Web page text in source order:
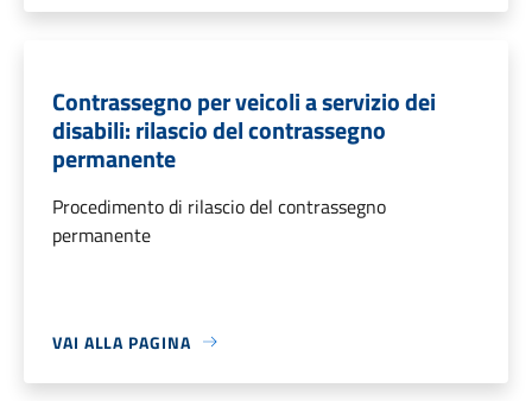
Contrassegno per veicoli a servizio dei
disabili: rilascio del contrassegno
permanente
Procedimento di rilascio del contrassegno
permanente
VAI ALLA PAGINA